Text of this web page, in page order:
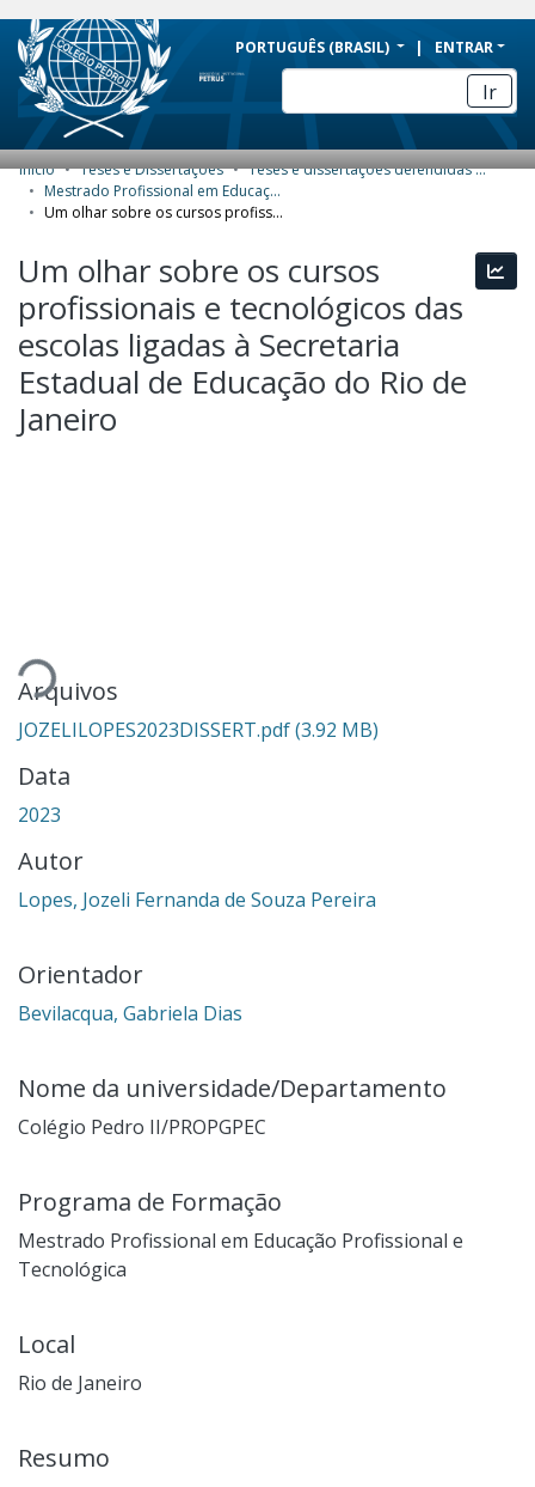
BRAZIL
Simplifique!
Comunica BR
Participe
Acesso à informação
Canais
PORTUGUÊS (BRASIL) ENTRAR
Ir
COMUNIDADES E COLEÇÕES
ESTATÍSTICAS
SOBRE
Início Teses e Dissertações
Teses e dissertações defendidas no CPII
Mestrado Profissional em Educação Profissional e Tecnológica (ProfEPT) - Dissertações
Um olhar sobre os cursos profissionais e tecnológicos das escolas ligadas à Secretaria Estadual de Educação do Rio de Janeiro
Um olhar sobre os cursos
profissionais e tecnológicos das
escolas ligadas à Secretaria
Estadual de Educação do Rio de
Janeiro
Carregando...
Arquivos
JOZELILOPES2023DISSERT.pdf(3.92 MB)
Data
2023
Autor
Lopes, Jozeli Fernanda de Souza Pereira
Orientador
Bevilacqua, Gabriela Dias
Nome da universidade/Departamento
Colégio Pedro II/PROPGPEC
Programa de Formação
Mestrado Profissional em Educação Profissional e
Tecnológica
Local
Rio de Janeiro
Resumo